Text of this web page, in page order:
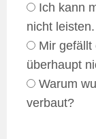
Ich kann
nicht leisten.
Mir gefällt
überhaupt
Warum
verbaut?